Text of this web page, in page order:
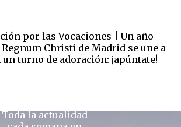
por las Vocaciones | Un año
Christi de Madrid se une a
turno de adoración: ¡apúntate!
Toda la actualidad